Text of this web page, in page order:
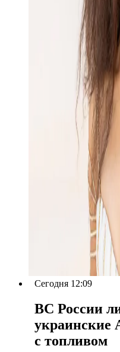
Сегодня 12:09
ВС России
украинские
с топливом